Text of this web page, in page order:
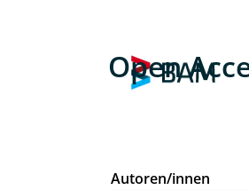
Open
Autoren/innen